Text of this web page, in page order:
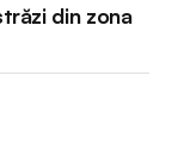
din zona